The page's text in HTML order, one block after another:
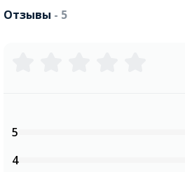
Отзывы - 5
5
4